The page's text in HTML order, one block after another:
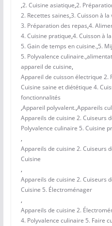
,2. Cuisine asiatique,2.
2. Recettes saines,3. Cuisson à la
3. Préparation des repas,4.
4. Cuisine pratique,4. Cuisson à
5. Gain de temps en cuisine.,5.
5. Polyvalence culinaire.,
appareil de cuisine,
Appareil de cuisson électrique 2.
Cuisine saine et diététique 4.
fonctionnalités
,Appareil polyvalent.,Appareils
Appareils de cuisine 2. Cuiseurs
Polyvalence culinaire 5. Cuisine
,
Appareils de cuisine 2. Cuiseurs
Cuisine
,
Appareils de cuisine 2. Cuiseurs
Cuisine 5. Électroménager
,
Appareils de cuisine 2.
4. Polyvalence culinaire 5. Faire